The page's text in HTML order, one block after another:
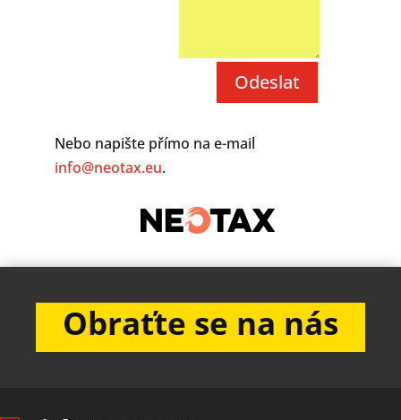
Odeslat
Nebo napište přímo na e-mail
info@neotax.eu.
Obraťte se na nás